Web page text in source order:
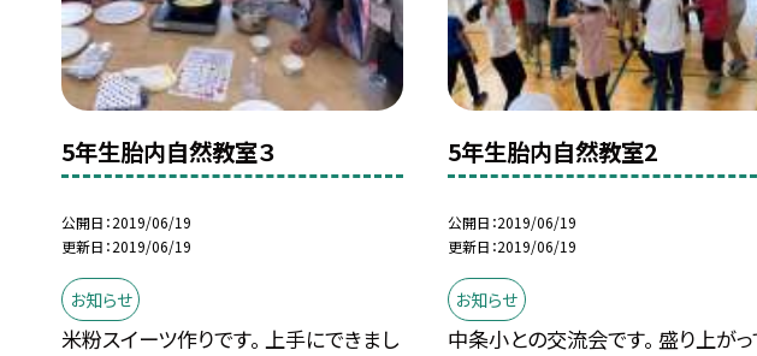
5年生胎内自然教室３
公開日 2019/06/19
更新日 2019/06/19
お知らせ
米粉スイーツ作りです。 上手にできまし
5年生胎内自然教室2
公開日 2019/06/19
更新日 2019/06/19
お知らせ
中条小との交流会です。 盛り上がっ